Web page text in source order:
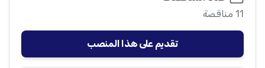
11 مناقصة
تقديم على هذا المنصب